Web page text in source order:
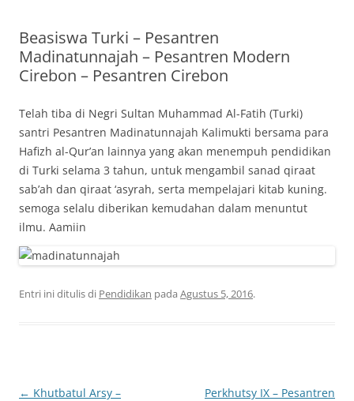
Beasiswa Turki – Pesantren
Madinatunnajah – Pesantren Modern
Cirebon – Pesantren Cirebon
Telah tiba di Negri Sultan Muhammad Al-Fatih (Turki)
santri Pesantren Madinatunnajah Kalimukti bersama para
Hafizh al-Qur’an lainnya yang akan menempuh pendidikan
di Turki selama 3 tahun, untuk mengambil sanad qiraat
sab’ah dan qiraat ‘asyrah, serta mempelajari kitab kuning.
semoga selalu diberikan kemudahan dalam menuntut
ilmu. Aamiin
Entri ini ditulis di Pendidikan pada Agustus 5, 2016.
Navigasi
← Khutbatul Arsy –
Perkhutsy IX – Pesantren